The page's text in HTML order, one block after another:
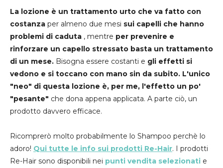
La lozione è un trattamento urto che va fatto con
costanza per almeno due mesi sui capelli che hanno
problemi di caduta , mentre per prevenire e
rinforzare un capello stressato basta un trattamento
di un mese. Bisogna essere costanti e gli effetti si
vedono e si toccano con mano sin da subito. L'unico
"neo" di questa lozione è, per me, l'effetto un po'
"pesante" che dona appena applicata. A parte ciò, un
prodotto davvero efficace.
Ricomprerò molto probabilmente lo Shampoo perchè lo
adoro! Qui tutte le info sui prodotti Re-Hair. I prodotti
Re-Hair sono disponibili nei punti vendita selezionati e